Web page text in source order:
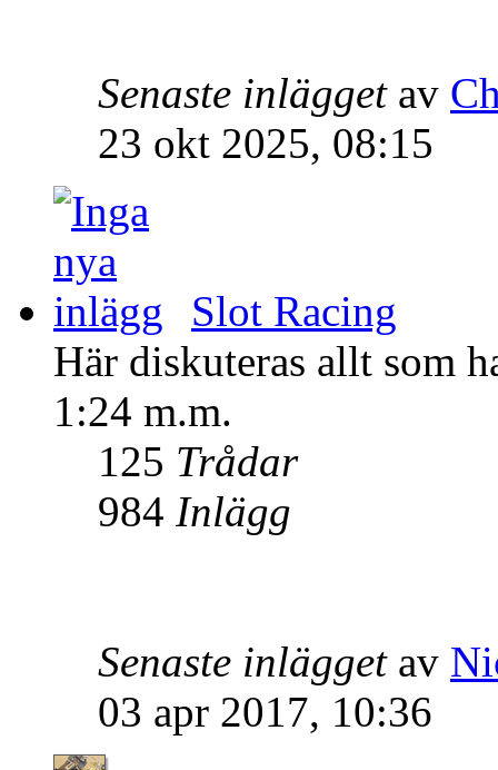
Senaste inläggetav
23 okt 2025, 08:15
Slot Racing
Här diskuteras allt som
1:24 m.m.
125 Trådar
984 Inlägg
Senaste inläggetav
03 apr 2017, 10:36